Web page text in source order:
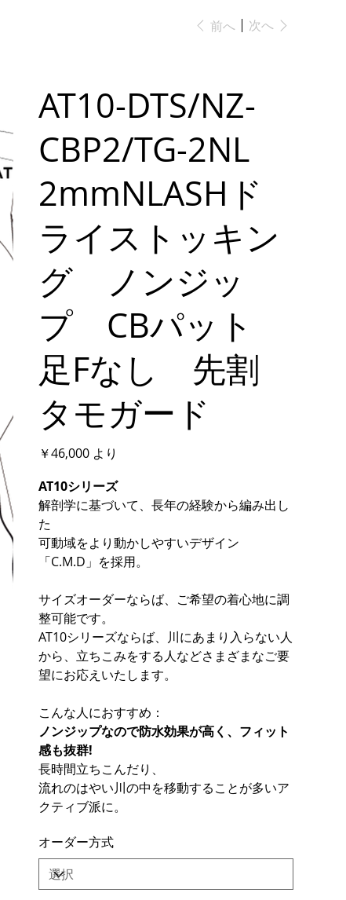
前へ 次へ
AT10-DTS/NZ-
CBP2/TG-2NL
2mmNLASHド
ライストッキン
グ ノンジッ
プ CBパット
足Fなし 先割
タモガード
価
格
￥46,000 より
AT10シリーズ
解剖学に基づいて、長年の経験から編み出し
た
可動域をより動かしやすいデザイン
「C.M.D」を採用。
サイズオーダーならば、ご希望の着心地に調
整可能です。
AT10シリーズならば、川にあまり入らない人
から、立ちこみをする人などさまざまなご要
望にお応えいたします。
こんな人におすすめ：
ノンジップなので防水効果が高く、フィット
感も抜群!
長時間立ちこんだり、
流れのはやい川の中を移動することが多いア
クティブ派に。
オーダー方式